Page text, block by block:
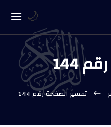
144
تفسير الصفحة رقم 144
🌙